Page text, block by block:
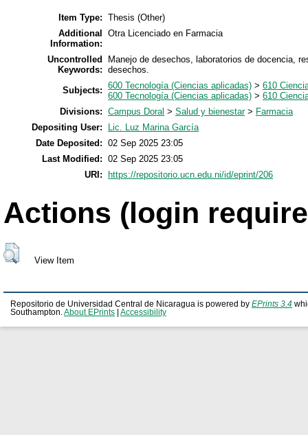
Item Type: Thesis (Other)
Additional
Information:
Otra Licenciado en Farmacia
Uncontrolled
Keywords:
Manejo de desechos, laboratorios de docencia,
desechos.
Subjects: 600 Tecnología (Ciencias aplicadas) > 610
600 Tecnología (Ciencias aplicadas) > 610
Divisions: Campus Doral > Salud y bienestar> Farmacia
Depositing User:
Lic. Luz Marina García
Date Deposited: 02 Sep 2025 23:05
Last Modified: 02 Sep 2025 23:05
URI:
https://repositorio.ucn.edu.ni/id/eprint/206
Actions (login
View Item
Repositorio de Universidad Central de Nicaragua is powered by EPrints 3.4
Southampton. About EPrints Accessibility